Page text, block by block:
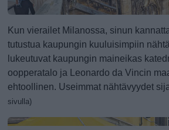
Kun vierailet Milanossa, sinun
tutustua kaupungin kuuluisimpiin
lukeutuvat kaupungin maineikas
oopperatalo ja Leonardo da Vincin
ehtoollinen. Useimmat nähtävyydet
sivulla)